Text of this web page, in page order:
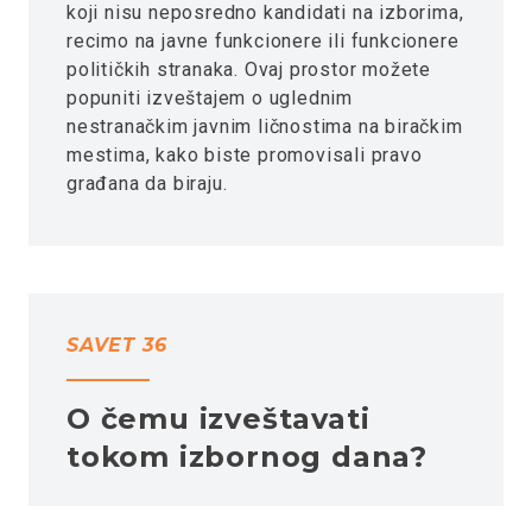
koji nisu neposredno kandidati na izborima,
recimo na javne funkcionere ili funkcionere
političkih stranaka. Ovaj prostor možete
popuniti izveštajem o uglednim
nestranačkim javnim ličnostima na biračkim
mestima, kako biste promovisali pravo
građana da biraju.
SAVET 36
O čemu izveštavati
tokom izbornog dana?